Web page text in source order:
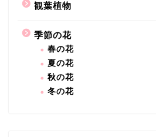
観葉植物
季節の花
春の花
夏の花
秋の花
冬の花